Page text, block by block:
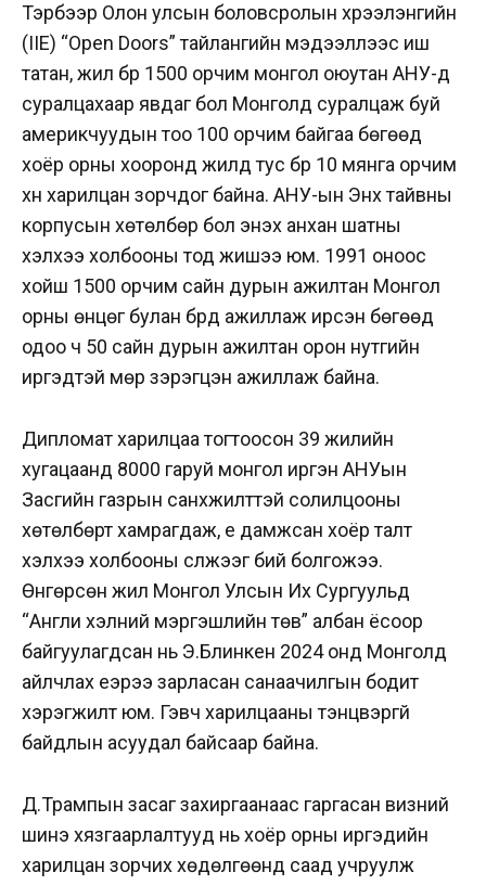
Тэрбээр Олон улсын боловсролын хүрээлэнгийн
(IIE) “Open Doors” тайлангийн мэдээллээс иш
татан, жил бүр 1500 орчим монгол оюутан АНУ-д
суралцахаар явдаг бол Монголд суралцаж буй
америкчуудын тоо 100 орчим байгаа бөгөөд
хоёр орны хооронд жилд тус бүр 10 мянга орчим
хүн харилцан зорчдог байна. АНУ-ын Энх тайвны
корпусын хөтөлбөр бол энэхүү анхан шатны
хэлхээ холбооны тод жишээ юм. 1991 оноос
хойш 1500 орчим сайн дурын ажилтан Монгол
орны өнцөг булан бүрд ажиллаж ирсэн бөгөөд
одоо ч 50 сайн дурын ажилтан орон нутгийн
иргэдтэй мөр зэрэгцэн ажиллаж байна.
Дипломат харилцаа тогтоосон 39 жилийн
хугацаанд 8000 гаруй монгол иргэн АНУын
Засгийн газрын санхүүжилттэй солилцооны
хөтөлбөрт хамрагдаж, үе дамжсан хоёр талт
хэлхээ холбооны сүлжээг бий болгожээ.
Өнгөрсөн жил Монгол Улсын Их Сургуульд
“Англи хэлний мэргэшлийн төв” албан ёсоор
байгуулагдсан нь Э.Блинкен 2024 онд Монголд
айлчлах үеэрээ зарласан санаачилгын бодит
хэрэгжилт юм. Гэвч харилцааны тэнцвэргүй
байдлын асуудал байсаар байна.
Д.Трампын засаг захиргаанаас гаргасан визний
шинэ хязгаарлалтууд нь хоёр орны иргэдийн
харилцан зорчих хөдөлгөөнд саад учруулж